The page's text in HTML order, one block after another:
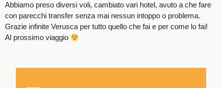
Abbiamo preso diversi voli, cambiato vari hotel, avuto a che fare
con parecchi transfer senza mai nessun intoppo o problema.
Grazie infinite Verusca per tutto quello che fai e per come lo fai!
Al prossimo viaggio